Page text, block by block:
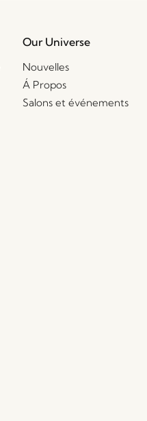
Our Universe
Nouvelles
Á Propos
Salons et événements